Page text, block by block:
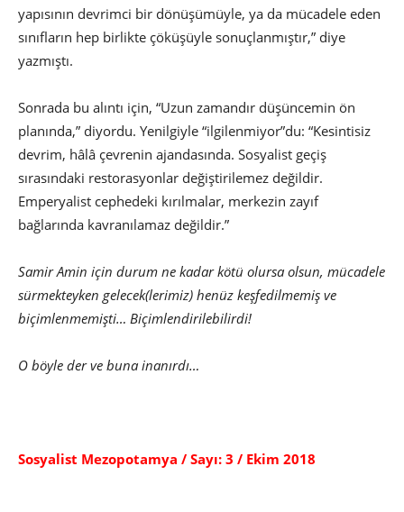
yapısının devrimci bir dönüşümüyle, ya da mücadele eden
sınıfların hep birlikte çöküşüyle sonuçlanmıştır,” diye
yazmıştı.
Sonrada bu alıntı için, “Uzun zamandır düşüncemin ön
planında,” diyordu. Yenilgiyle “ilgilenmiyor”du: “Kesintisiz
devrim, hâlâ çevrenin ajandasında. Sosyalist geçiş
sırasındaki restorasyonlar değiştirilemez değildir.
Emperyalist cephedeki kırılmalar, merkezin zayıf
bağlarında kavranılamaz değildir.”
Samir Amin için durum ne kadar kötü olursa olsun, mücadele
sürmekteyken gelecek(lerimiz) henüz keşfedilmemiş ve
biçimlenmemişti… Biçimlendirilebilirdi!
O böyle der ve buna inanırdı…
Sosyalist Mezopotamya / Sayı: 3 / Ekim 2018